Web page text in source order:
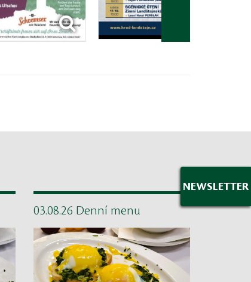
03.08.26 Denní menu
NEWSLETTER